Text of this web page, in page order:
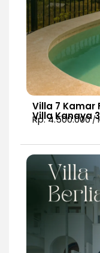
Villa 7 Kamar
Villa Kanaya 3
Rp. 4.500.000/